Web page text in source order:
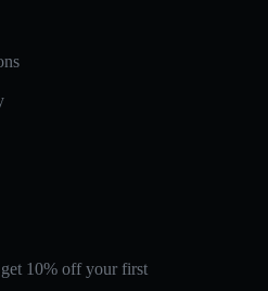
10% off your first